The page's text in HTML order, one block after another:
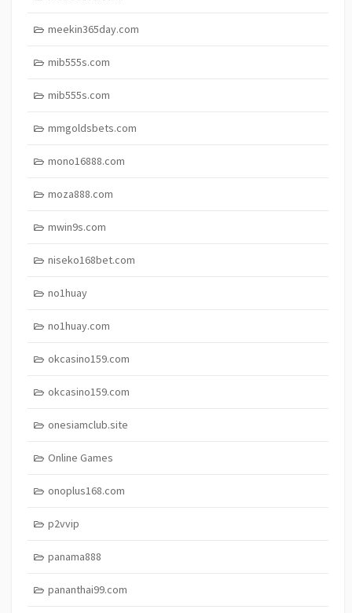
meekin365day.com
mib555s.com
mib555s.com
mmgoldsbets.com
mono16888.com
moza888.com
mwin9s.com
niseko168bet.com
no1huay
no1huay.com
okcasino159.com
okcasino159.com
onesiamclub.site
Online Games
onoplus168.com
p2vvip
panama888
pananthai99.com